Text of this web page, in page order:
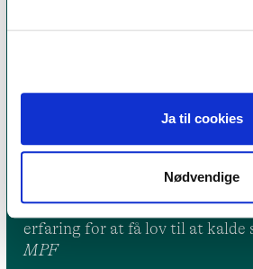
Ja til cookies
Nødvendige
er et kvalitetsstempel. Alle
leve op til en række kriterier om
erfaring for at få lov til at kalde
MPF